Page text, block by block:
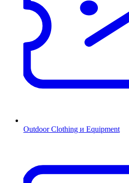
Outdoor Clothing и Equipment